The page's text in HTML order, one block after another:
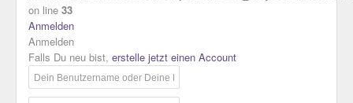
on line 33
Anmelden
Anmelden
Falls Du neu bist, erstelle jetzt einen Account